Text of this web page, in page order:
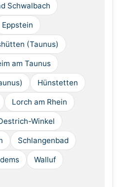
Schwalbach
Eppstein
(Taunus)
am Taunus
Hünstetten
Lorch am Rhein
Winkel
Schlangenbad
Walluf